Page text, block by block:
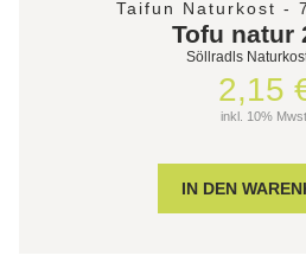
Taifun Naturkost -
Tofu natur
Söllradls
2,15
inkl. 10% Mwst.